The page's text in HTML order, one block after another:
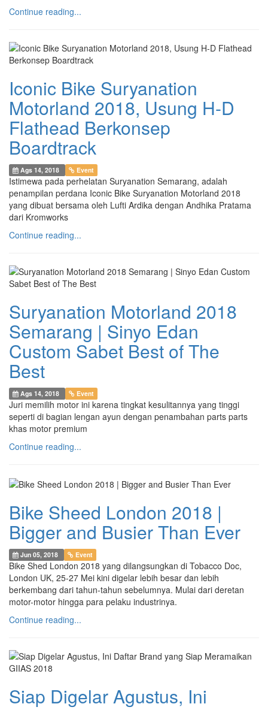
Continue reading...
Iconic Bike Suryanation
Motorland 2018, Usung H-D
Flathead Berkonsep
Boardtrack
Ags 14, 2018 Event
Istimewa pada perhelatan Suryanation Semarang, adalah
penampilan perdana Iconic Bike Suryanation Motorland 2018
yang dibuat bersama oleh Lufti Ardika dengan Andhika Pratama
dari Kromworks
Continue reading...
Suryanation Motorland 2018
Semarang | Sinyo Edan
Custom Sabet Best of The
Best
Ags 14, 2018 Event
Juri memilih motor ini karena tingkat kesulitannya yang tinggi
seperti di bagian lengan ayun dengan penambahan parts parts
khas motor premium
Continue reading...
Bike Sheed London 2018 |
Bigger and Busier Than Ever
Jun 05, 2018 Event
Bike Shed London 2018 yang dilangsungkan di Tobacco Doc,
London UK, 25-27 Mei kini digelar lebih besar dan lebih
berkembang dari tahun-tahun sebelumnya. Mulai dari deretan
motor-motor hingga para pelaku industrinya.
Continue reading...
Siap Digelar Agustus, Ini